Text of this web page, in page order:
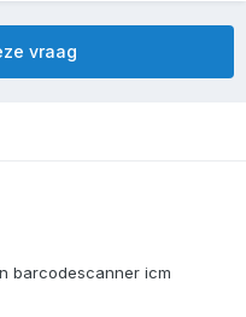
vraag
barcodescanner icm